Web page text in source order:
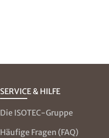
SERVICE & HILFE
Die ISOTEC-Gruppe
Häufige Fragen (FAQ)